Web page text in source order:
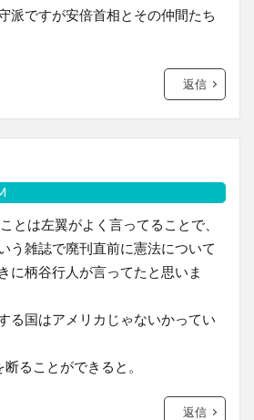
派ですが安倍首相とその仲間たち
返信
とは左翼がよく言ってることで、
う雑誌で廃刊直前に憲法について
に柄谷行人が言ってたと思いま
る国はアメリカじゃないかってい
ることができると。
返信